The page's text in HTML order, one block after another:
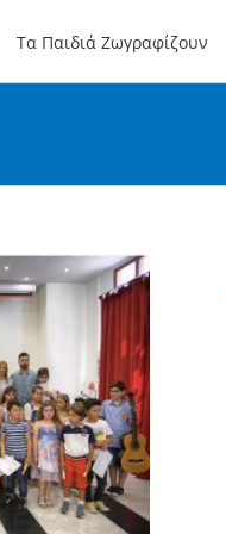
Τα Παιδιά Ζωγραφίζουν